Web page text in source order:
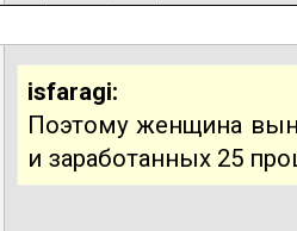
isfaragi:
Поэтому женщина
и заработанных 25